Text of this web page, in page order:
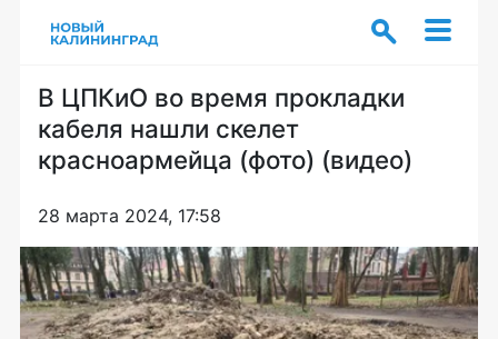
В ЦПКиО во время прокладки
кабеля нашли скелет
красноармейца (фото) (видео)
28 марта 2024, 17:58